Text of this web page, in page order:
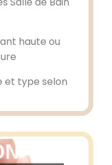
haute ou
et type selon